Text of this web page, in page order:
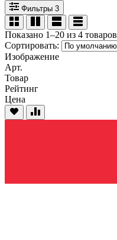
Фильтры 3
Показано 1–20 из 4 товаров
Сортировать:
Изображение
Арт.
Товар
Рейтинг
Цена